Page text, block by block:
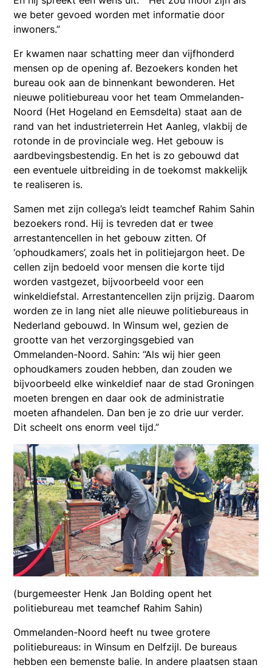
we beter gevoed worden met informatie door
inwoners.”
Er kwamen naar schatting meer dan vijfhonderd
mensen op de opening af. Bezoekers konden het
bureau ook aan de binnenkant bewonderen. Het
nieuwe politiebureau voor het team Ommelanden-
Noord (Het Hogeland en Eemsdelta) staat aan de
rand van het industrieterrein Het Aanleg, vlakbij de
rotonde in de provinciale weg. Het gebouw is
aardbevingsbestendig. En het is zo gebouwd dat
een eventuele uitbreiding in de toekomst makkelijk
te realiseren is.
Samen met zijn collega’s leidt teamchef Rahim Sahin
bezoekers rond. Hij is tevreden dat er twee
arrestantencellen in het gebouw zitten. Of
‘ophoudkamers’, zoals het in politiejargon heet. De
cellen zijn bedoeld voor mensen die korte tijd
worden vastgezet, bijvoorbeeld voor een
winkeldiefstal. Arrestantencellen zijn prijzig. Daarom
worden ze in lang niet alle nieuwe politiebureaus in
Nederland gebouwd. In Winsum wel, gezien de
grootte van het verzorgingsgebied van
Ommelanden-Noord. Sahin: “Als wij hier geen
ophoudkamers zouden hebben, dan zouden we
bijvoorbeeld elke winkeldief naar de stad Groningen
moeten brengen en daar ook de administratie
moeten afhandelen. Dan ben je zo drie uur verder.
Dit scheelt ons enorm veel tijd.”
(burgemeester Henk Jan Bolding opent het
politiebureau met teamchef Rahim Sahin)
Ommelanden-Noord heeft nu twee grotere
politiebureaus: in Winsum en Delfzijl. De bureaus
hebben een bemenste balie. In andere plaatsen staan